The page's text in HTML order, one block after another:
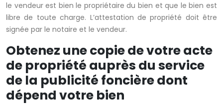
le vendeur est bien le propriétaire du bien et que le bien est
libre de toute charge. L’attestation de propriété doit être
signée par le notaire et le vendeur.
Obtenez une copie de votre acte
de propriété auprès du service
de la publicité foncière dont
dépend votre bien